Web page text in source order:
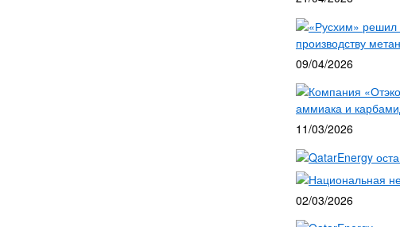
«Русхим» решил
производству
09/04/2026
Компания
аммиака и
11/03/2026
QatarEnergy
Национальная
02/03/2026